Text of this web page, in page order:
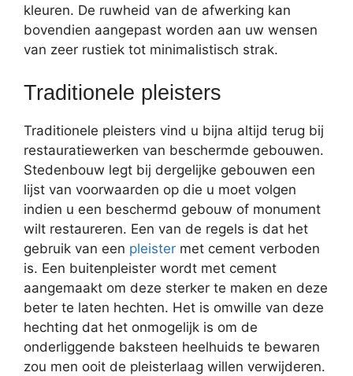
kleuren. De ruwheid van de afwerking kan
bovendien aangepast worden aan uw wensen
van zeer rustiek tot minimalistisch strak.
Traditionele pleisters
Traditionele pleisters vind u bijna altijd terug bij
restauratiewerken van beschermde gebouwen.
Stedenbouw legt bij dergelijke gebouwen een
lijst van voorwaarden op die u moet volgen
indien u een beschermd gebouw of monument
wilt restaureren. Een van de regels is dat het
gebruik van een pleister met cement verboden
is. Een buitenpleister wordt met cement
aangemaakt om deze sterker te maken en deze
beter te laten hechten. Het is omwille van deze
hechting dat het onmogelijk is om de
onderliggende baksteen heelhuids te bewaren
zou men ooit de pleisterlaag willen verwijderen.